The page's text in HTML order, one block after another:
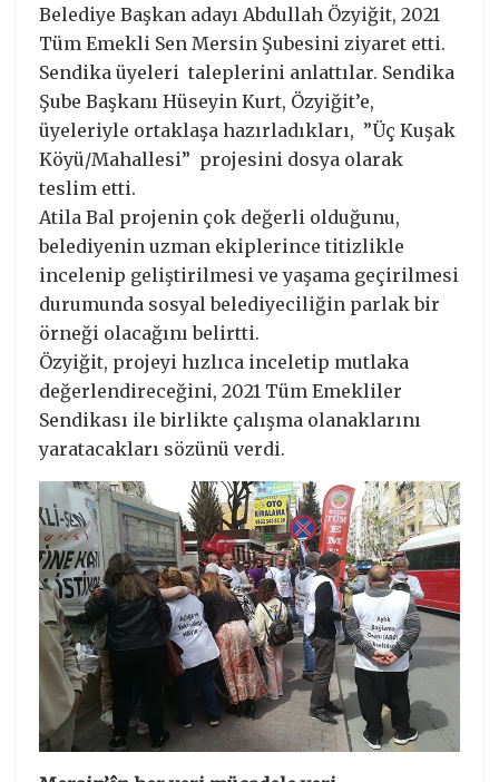
Belediye Başkan adayı Abdullah Özyiğit, 2021
Tüm Emekli Sen Mersin Şubesini ziyaret etti.
Sendika üyeleri taleplerini anlattılar. Sendika
Şube Başkanı Hüseyin Kurt, Özyiğit’e,
üyeleriyle ortaklaşa hazırladıkları, ”Üç Kuşak
Köyü/Mahallesi” projesini dosya olarak
teslim etti.
Atila Bal projenin çok değerli olduğunu,
belediyenin uzman ekiplerince titizlikle
incelenip geliştirilmesi ve yaşama geçirilmesi
durumunda sosyal belediyeciliğin parlak bir
örneği olacağını belirtti.
Özyiğit, projeyi hızlıca inceletip mutlaka
değerlendireceğini, 2021 Tüm Emekliler
Sendikası ile birlikte çalışma olanaklarını
yaratacakları sözünü verdi.